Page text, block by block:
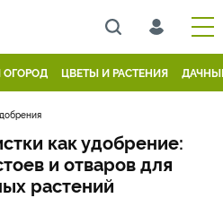
ОГОРОД ЦВЕТЫ И РАСТЕНИЯ
как удобрение:
и отваров для
растений